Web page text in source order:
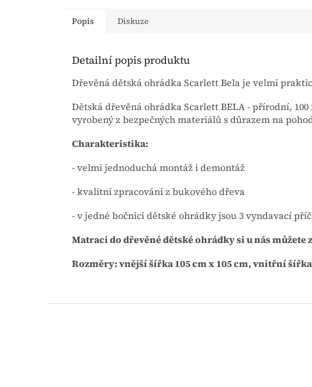
Popis Diskuze
Detailní popis produktu
Dřevěná dětská ohrádka Scarlett Bela je velmi
Dětská dřevěná ohrádka Scarlett BELA - přírodní,
vyrobený z bezpečných materiálů s důrazem na
Charakteristika:
- velmi jednoduchá montáž i demontáž
- kvalitní zpracování z bukového dřeva
- v jedné bočnici dětské ohrádky jsou 3 vyndavací
Matraci do dřevěné dětské ohrádky si u nás
Rozměry: vnější šířka 105 cm x 105 cm, vnitřní